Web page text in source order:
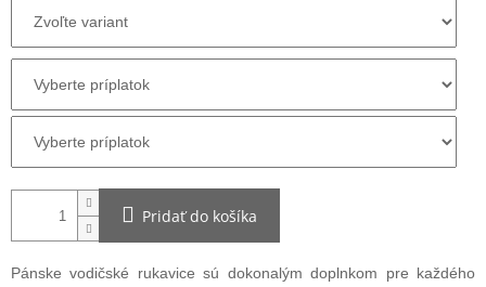
Pridať do košíka
Pánske vodičské rukavice sú dokonalým doplnkom pre každého